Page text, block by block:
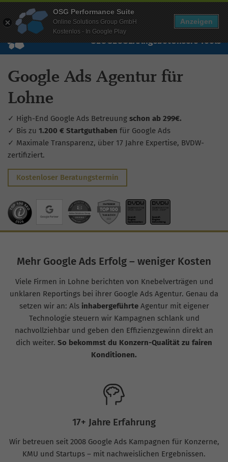
Wissen Free Checks Über uns Free Account
SEOGEOSEAAngebotUnsere Tools
Google Ads Agentur für
Lohne
✓ High-End Google Ads Betreuung schon ab 299€.
✓ Bis zu 1.200 € Startguthaben für Google Ads
✓ Maximale Transparenz, über 17 Jahre Expertise, BVDW-
zertifiziert.
Kostenloser Beratungstermin
Mehr Google Ads Erfolg – weniger Kosten
Viele Firmen in Lohne berichten von Knebelverträgen und
unklaren Reportings bei ihrer Google Ads Agentur. Genau da
setzen wir an: Als inhabergeführteAgentur mit eigener
Technologie steuern wir Kampagnen schlank und
nachvollziehbar und geben den Effizienzgewinn direkt an
dich weiter. So bekommst du Konzern-Qualität zu fairen
Konditionen.
17+ Jahre Erfahrung
Wir betreuen seit 2008 Google Ads Kampagnen für Konzerne,
KMU und Startups – mit nachweislichen Ergebnissen.
OSG Performance Suite
Online Solutions Group GmbH
Kostenlos - In Google Play
Anzeigen